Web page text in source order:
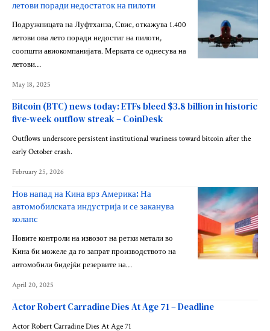
летови поради недостаток на пилоти
Подружницата на Луфтханза, Свис, откажува 1.400
летови ова лето поради недостиг на пилоти,
соопшти авиокомпанијата. Мерката се однесува на
летови…
May 18, 2025
Bitcoin (BTC) news today: ETFs bleed $3.8 billion in historic
five-week outflow streak – CoinDesk
Outflows underscore persistent institutional wariness toward bitcoin after the
early October crash.
February 25, 2026
Нов напад на Кина врз Америка: На
автомобилската индустрија и се заканува
колапс
Новите контроли на извозот на ретки метали во
Кина би можеле да го запрат производството на
автомобили бидејќи резервите на…
April 20, 2025
Actor Robert Carradine Dies At Age 71 – Deadline
Actor Robert Carradine Dies At Age 71